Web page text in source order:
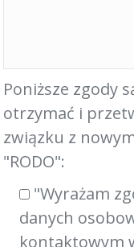
Poniższe zgody
otrzymać i
związku z
"RODO":
"Wyrażam
danych
kontaktowym